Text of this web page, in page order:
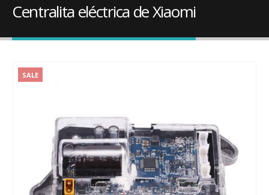
Centralita eléctrica de Xiaomi
SALE